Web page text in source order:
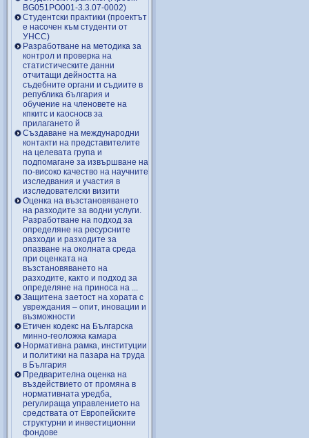
BG051PO001-3.3.07-0002)
Студентски практики (проектът
е насочен към студенти от
УНСС)
Разработване на методика за
контрол и проверка на
статистическите данни
отчитащи дейността на
съдебните органи и съдиите в
република българия и
обучение на членовете на
кпкитс и каосносв за
прилагането й
Създаване на международни
контакти на представителите
на целевата група и
подпомагане за извършване на
по-високо качество на научните
изследвания и участия в
изследователски визити
Оценка на възстановяването
на разходите за водни услуги.
Разработване на подход за
определяне на ресурсните
разходи и разходите за
опазване на околната среда
при оценката на
възстановяването на
разходите, както и подход за
определяне на приноса на ...
Защитена заетост на хората с
увреждания – опит, иновации и
възможности
Етичен кодекс на Българска
минно-геоложка камара
Нормативна рамка, институции
и политики на пазара на труда
в България
Предварителна оценка на
въздействието от промяна в
нормативната уредба,
регулираща управлението на
средствата от Европейските
структурни и инвестиционни
фондове